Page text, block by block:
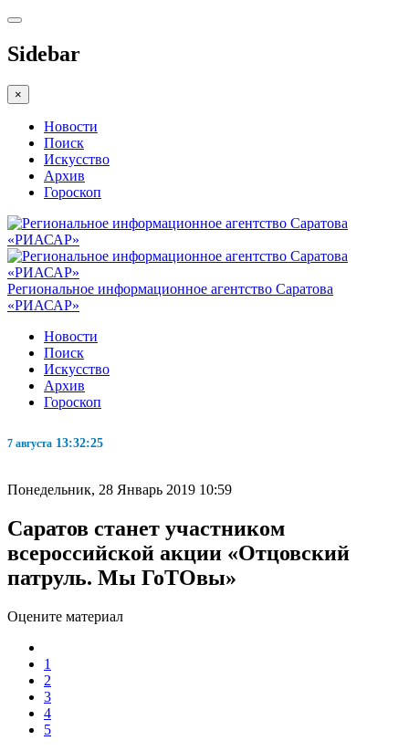
Sidebar
×
Новости
Поиск
Искусство
Архив
Гороскоп
Региональное информационное агентство Саратова
«РИАСАР»
Новости
Поиск
Искусство
Архив
Гороскоп
7 августа 13:32:26
Понедельник, 28 Январь 2019 10:59
Саратов станет участником
всероссийской акции «Отцовский
патруль. Мы ГоТОвы»
Оцените материал
1
2
3
4
5